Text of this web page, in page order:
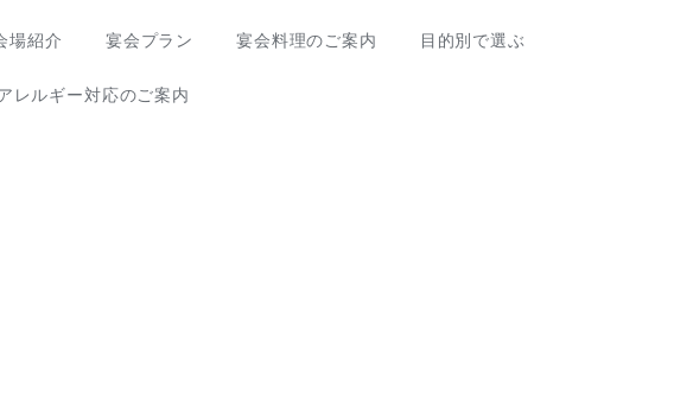
場紹介 宴会プラン 宴会料理のご案内 目的別で選ぶ
レルギー対応のご案内